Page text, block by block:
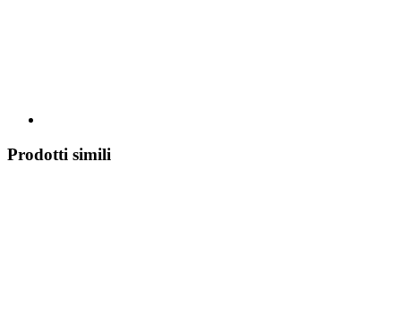
Prodotti simili